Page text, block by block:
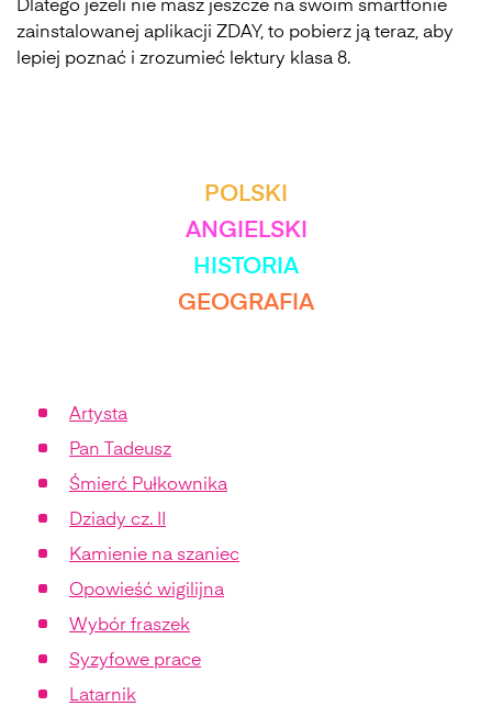
Dlatego jeżeli nie masz jeszcze na swoim smartfonie
zainstalowanej aplikacji ZDAY, to pobierz ją teraz, aby
lepiej poznać i zrozumieć lektury klasa 8.
POLSKI
ANGIELSKI
HISTORIA
GEOGRAFIA
Artysta
Pan Tadeusz
Śmierć Pułkownika
Dziady cz. II
Kamienie na szaniec
Opowieść wigilijna
Wybór fraszek
Syzyfowe prace
Latarnik